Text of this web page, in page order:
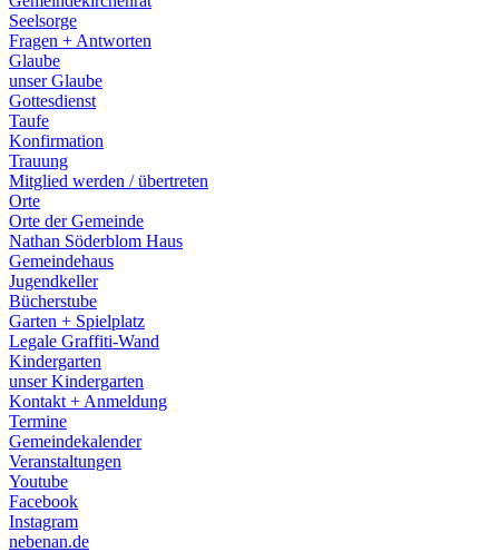
Seelsorge
Fragen + Antworten
Glaube
unser Glaube
Gottesdienst
Taufe
Konfirmation
Trauung
Mitglied werden / übertreten
Orte
Orte der Gemeinde
Nathan Söderblom Haus
Gemeindehaus
Jugendkeller
Bücherstube
Garten + Spielplatz
Legale Graffiti-Wand
Kindergarten
unser Kindergarten
Kontakt + Anmeldung
Termine
Gemeindekalender
Veranstaltungen
Youtube
Facebook
Instagram
nebenan.de